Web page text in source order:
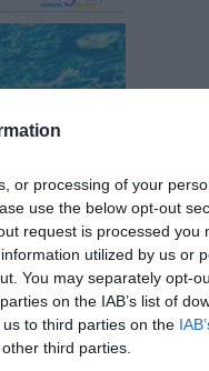
or processing of your
use the below opt-out
request is processed you
utilized by us or
You may separately opt-
on the IAB’s list of
to third parties on the
third parties.